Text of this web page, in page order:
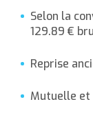
Selon la
129.89 €
Reprise
Mutuelle et